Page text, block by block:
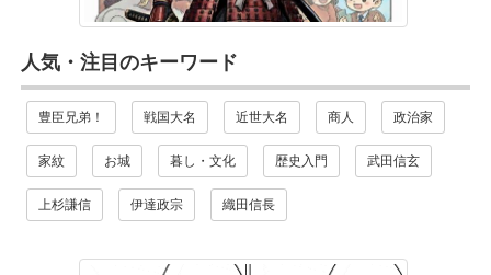
人気・注目のキーワード
豊臣兄弟！ 戦国大名 近世大名 商人 政治家
家紋 お城 暮し・文化 歴史入門 武田信玄
上杉謙信 伊達政宗 織田信長